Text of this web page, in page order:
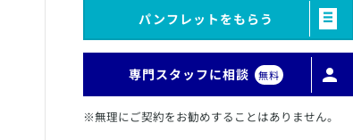
パンフレットをもらう
専門スタッフに相談 無料
※無理にご契約をお勧めすることはありません。